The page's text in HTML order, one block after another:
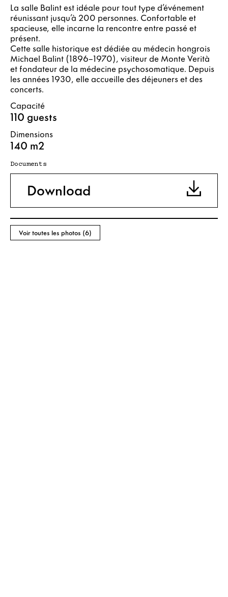
La salle Balint est idéale pour tout type d’événement
réunissant jusqu’à 200 personnes. Confortable et
spacieuse, elle incarne la rencontre entre passé et
présent.
Cette salle historique est dédiée au médecin hongrois
Michael Balint (1896–1970), visiteur de Monte Verità
et fondateur de la médecine psychosomatique. Depuis
les années 1930, elle accueille des déjeuners et des
concerts.
Capacité
110 guests
Dimensions
140 m2
Documents
Download
Voir toutes les photos (6)